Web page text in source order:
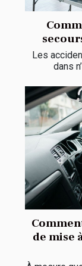
Les
dans
de mise